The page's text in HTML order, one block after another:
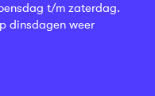
t/m zaterdag.
dinsdagen weer